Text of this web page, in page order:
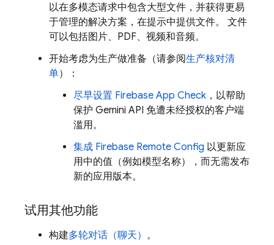
以在多模态请求中包含大型文件，并获得更易
于管理的解决方案，在提示中提供文件。 文件
可以包括图片、PDF、视频和音频。
开始考虑为生产做准备（请参阅生产核对清
单）：
尽早设置 Firebase App Check ，以帮助
保护 Gemini API 免遭未经授权的客户端
滥用。
集成 Firebase Remote Config 以更新应
用中的值（例如模型名称），而无需发布
新的应用版本。
试用其他功能
构建多轮对话（聊天） 。